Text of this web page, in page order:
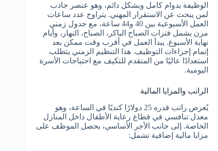
الوظيفة بدوام كامل وبشكل دائم، وهو عنصر جاذب
لمن يبحث عن الاستقرار المهني. يتراوح عدد ساعات
العمل الأسبوعية بين 40 و44 ساعة، مع جدول زمني
مرن يشمل فترات الصباح الباكر، الصباح، النهار، وأيام
نهاية الأسبوع. يبدأ العمل في أقرب وقت ممكن بعد
إتمام إجراءات التوظيف. هذا التنظيم الزمني يتطلب
استعدادًا عاليًا من المتقدم للتكيف مع احتياجات الأسرة
اليومية.
الراتب والمزايا المالية
يُعرض راتب قدره 25 دولارًا كنديًا في الساعة، وهو
معدل تنافسي في قطاع رعاية الأطفال داخل المنازل
الخاصة. إلى جانب الأجر الأساسي، يحصل الموظف على
مزايا مالية إضافية تشمل: